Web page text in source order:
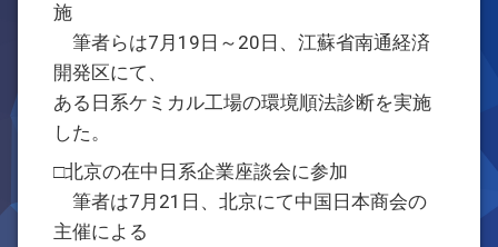
施
筆者らは7月19日～20日、江蘇省南通経済
開発区にて、
ある日系ケミカル工場の環境順法診断を実施
した。
□北京の在中日系企業座談会に参加
筆者は7月21日、北京にて中国日本商会の
主催による